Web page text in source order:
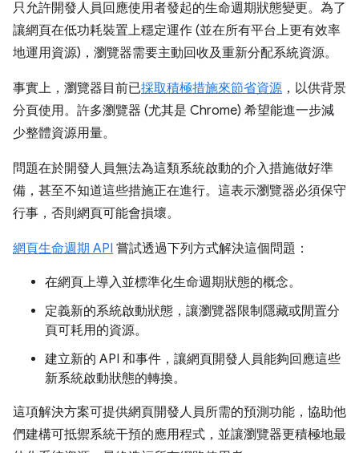
只允許開發人員回應使用者發起的生命週期狀態變更。為了
讓網頁在低功耗裝置上穩定運作 (並在所有平台上更有效率
地運用資源)，瀏覽器需要主動回收及重新分配系統資源。
事實上，瀏覽器目前已採取積極措施來節省資源 ，以供背景
分頁使用。許多瀏覽器 (尤其是 Chrome) 希望能進一步減
少整體資源用量。
問題在於開發人員無法為這類系統啟動的介入措施做好準
備，甚至不知道這些措施正在進行。這表示瀏覽器必須保守
行事，否則網頁可能會損壞。
網頁生命週期 API 嘗試透過下列方式解決這個問題：
在網頁上導入並標準化生命週期狀態的概念。
定義新的系統啟動狀態，讓瀏覽器限制隱藏或閒置分
頁可耗用的資源。
建立新的 API 和事件，讓網頁開發人員能夠回應這些
新系統啟動狀態的轉換。
這項解決方案可提供網頁開發人員所需的預測功能，協助他
們建構可抵禦系統干預的應用程式，並讓瀏覽器更積極地最